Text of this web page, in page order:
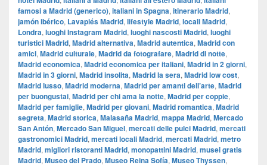
famosi a Madrid (generico), italiani in Spagna, itinerario Madrid,
jamón ibérico, Lavapiés Madrid, lifestyle Madrid, locali Madrid,
Londra, luoghi Instagram Madrid, luoghi nascosti Madrid, luoghi
turistici Madrid, Madrid alternativa, Madrid autentica, Madrid con
amici, Madrid culturale, Madrid da fotografare, Madrid di notte,
Madrid economica, Madrid economica per italiani, Madrid in 2 giorni,
Madrid in 3 giorni, Madrid insolita, Madrid la sera, Madrid low cost,
Madrid lusso, Madrid moderna, Madrid per amanti dell’arte, Madrid
per buongustai, Madrid per chi ama la notte, Madrid per coppie,
Madrid per famiglie, Madrid per giovani, Madrid romantica, Madrid
segreta, Madrid storica, Malasaña Madrid, mappa Madrid, Mercado
San Antón, Mercado San Miguel, mercati delle pulci Madrid, mercati
gastronomici Madrid, mercati locali Madrid, mercati Madrid, metro
Madrid, migliori ristoranti Madrid, monopattini Madrid, musei gratis
Madrid, Museo del Prado, Museo Reina Sofía, Museo Thyssen,